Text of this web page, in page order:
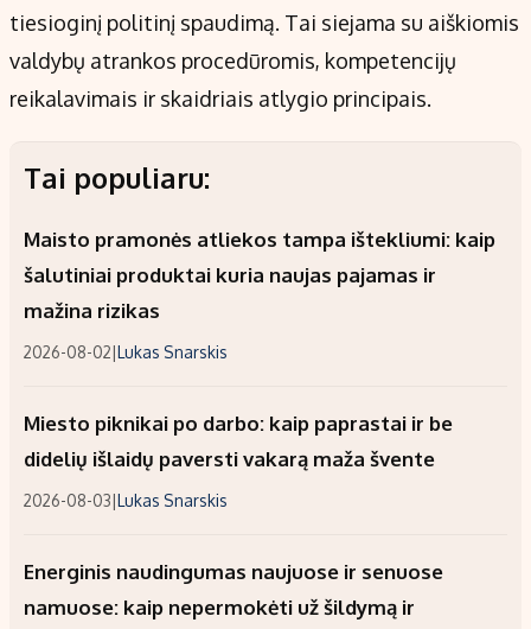
tiesioginį politinį spaudimą. Tai siejama su aiškiomis
valdybų atrankos procedūromis, kompetencijų
reikalavimais ir skaidriais atlygio principais.
Tai populiaru:
Maisto pramonės atliekos tampa ištekliumi: kaip
šalutiniai produktai kuria naujas pajamas ir
mažina rizikas
2026-08-02|Lukas Snarskis
Miesto piknikai po darbo: kaip paprastai ir be
didelių išlaidų paversti vakarą maža švente
2026-08-03|Lukas Snarskis
Energinis naudingumas naujuose ir senuose
namuose: kaip nepermokėti už šildymą ir